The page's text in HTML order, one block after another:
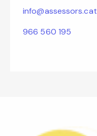
info@assessors.cat
966 560 195